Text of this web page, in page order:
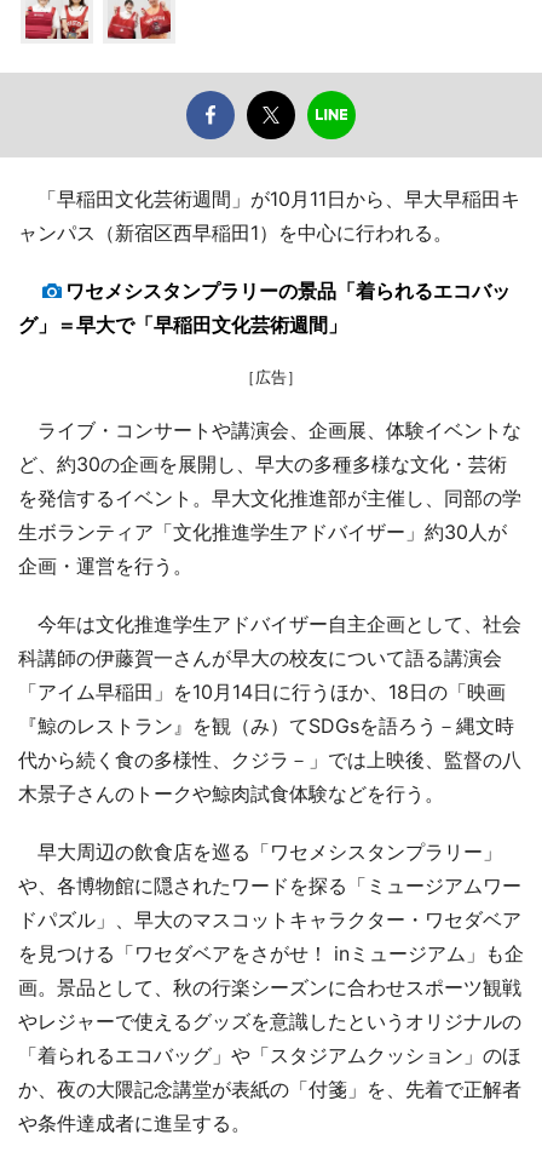
「早稲田文化芸術週間」が10月11日から、早大早稲田キ
ャンパス（新宿区西早稲田1）を中心に行われる。
ワセメシスタンプラリーの景品「着られるエコバッ
グ」＝早大で「早稲田文化芸術週間」
［広告］
ライブ・コンサートや講演会、企画展、体験イベントな
ど、約30の企画を展開し、早大の多種多様な文化・芸術
を発信するイベント。早大文化推進部が主催し、同部の学
生ボランティア「文化推進学生アドバイザー」約30人が
企画・運営を行う。
今年は文化推進学生アドバイザー自主企画として、社会
科講師の伊藤賀一さんが早大の校友について語る講演会
「アイム早稲田」を10月14日に行うほか、18日の「映画
『鯨のレストラン』を観（み）てSDGsを語ろう－縄文時
代から続く食の多様性、クジラ－」では上映後、監督の八
木景子さんのトークや鯨肉試食体験などを行う。
早大周辺の飲食店を巡る「ワセメシスタンプラリー」
や、各博物館に隠されたワードを探る「ミュージアムワー
ドパズル」、早大のマスコットキャラクター・ワセダベア
を見つける「ワセダベアをさがせ！ inミュージアム」も企
画。景品として、秋の行楽シーズンに合わせスポーツ観戦
やレジャーで使えるグッズを意識したというオリジナルの
「着られるエコバッグ」や「スタジアムクッション」のほ
か、夜の大隈記念講堂が表紙の「付箋」を、先着で正解者
や条件達成者に進呈する。